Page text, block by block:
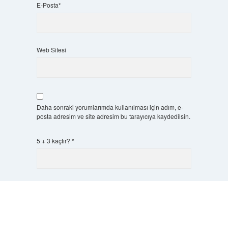
E-Posta*
Web Sitesi
Daha sonraki yorumlarımda kullanılması için adım, e-
posta adresim ve site adresim bu tarayıcıya kaydedilsin.
5 + 3 kaçtır? *